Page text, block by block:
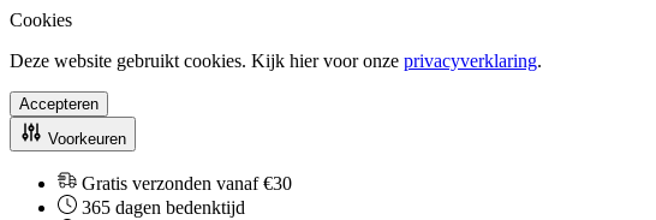
Cookies
Deze website gebruikt cookies. Kijk hier voor onze privacyverklaring.
Accepteren
Voorkeuren
Gratis verzonden vanaf €30
365 dagen bedenktijd